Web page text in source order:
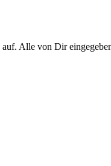
auf. Alle von Dir